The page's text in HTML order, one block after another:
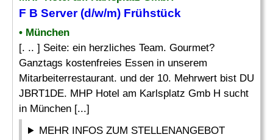
F B Server(d/w/m) Frühstück
• München
[. .. ] Seite: ein herzliches Team. Gourmet?
Ganztags kostenfreies Essen in unserem
Mitarbeiterrestaurant. und der 10. Mehrwert bist DU
JBRT1DE. MHP Hotel am Karlsplatz Gmb H sucht
in München [...]
MEHR INFOS ZUM STELLENANGEBOT